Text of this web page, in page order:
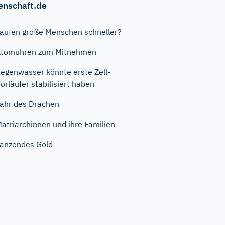
große Menschen schneller?
zum Mitnehmen
könnte erste Zell-
stabilisiert haben
des Drachen
und ihre Familien
Gold